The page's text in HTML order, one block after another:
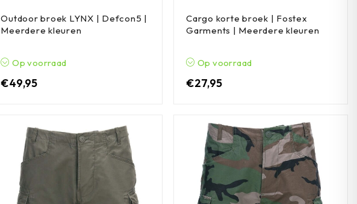
Outdoor broek LYNX | Defcon5 |
Meerdere kleuren
Op voorraad
€49,95
Cargo korte broek | Fostex
Garments | Meerdere kleuren
Op voorraad
€27,95